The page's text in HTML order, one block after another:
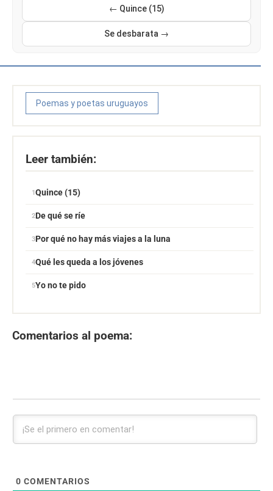
← Quince (15)
Se desbarata →
Poemas y poetas uruguayos
Leer también:
Quince (15)
De qué se ríe
Por qué no hay más viajes a la luna
Qué les queda a los jóvenes
Yo no te pido
Comentarios al poema:
0 COMENTARIOS